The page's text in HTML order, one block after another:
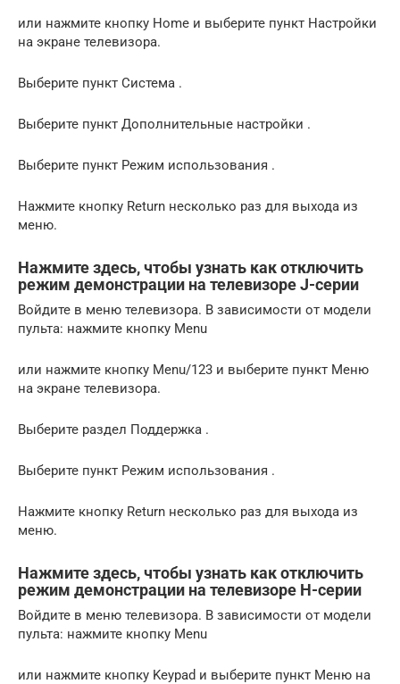
или нажмите кнопку Home и выберите пункт Настройки
на экране телевизора.
Выберите пункт Система .
Выберите пункт Дополнительные настройки .
Выберите пункт Режим использования .
Нажмите кнопку Return несколько раз для выхода из
меню.
Нажмите здесь, чтобы узнать как отключить
режим демонстрации на телевизоре J-серии
Войдите в меню телевизора. В зависимости от модели
пульта: нажмите кнопку Menu
или нажмите кнопку Menu/123 и выберите пункт Меню
на экране телевизора.
Выберите раздел Поддержка .
Выберите пункт Режим использования .
Нажмите кнопку Return несколько раз для выхода из
меню.
Нажмите здесь, чтобы узнать как отключить
режим демонстрации на телевизоре H-серии
Войдите в меню телевизора. В зависимости от модели
пульта: нажмите кнопку Menu
или нажмите кнопку Keypad и выберите пункт Меню на